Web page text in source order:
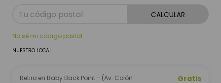
CALCULAR
No sé mi código postal
NUESTRO LOCAL
Retiro en Baby Back Point - (Av. Colón
Gratis